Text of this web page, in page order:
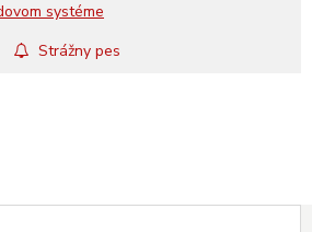
systéme
Strážny pes